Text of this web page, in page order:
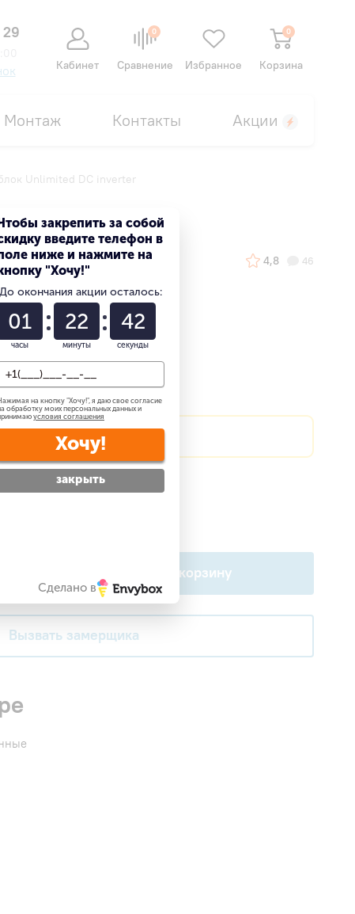
29
Кабинет
0
Сравнение Избранное
0
Корзина
Монтаж Контакты Акции
Unlimited DC inverter
4,8 46
До 50 м2 До 70 м2
Сделаем скидку!
В корзину
Вызвать замерщика
закрепить за собой
введите телефон в
ниже и нажмите на
"Хочу!"
До окончания акции осталось:
01
часы
22
минуты
41
секунды
на кнопку "Хочу!", я даю свое согласие
обработку моих персональных данных и
условия соглашения
Хочу!
закрыть
Сделано в